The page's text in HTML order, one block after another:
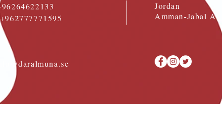
Jordan
Amman-Jabal Al